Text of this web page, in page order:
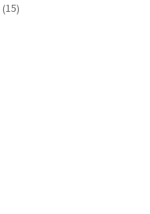
15izdelkov